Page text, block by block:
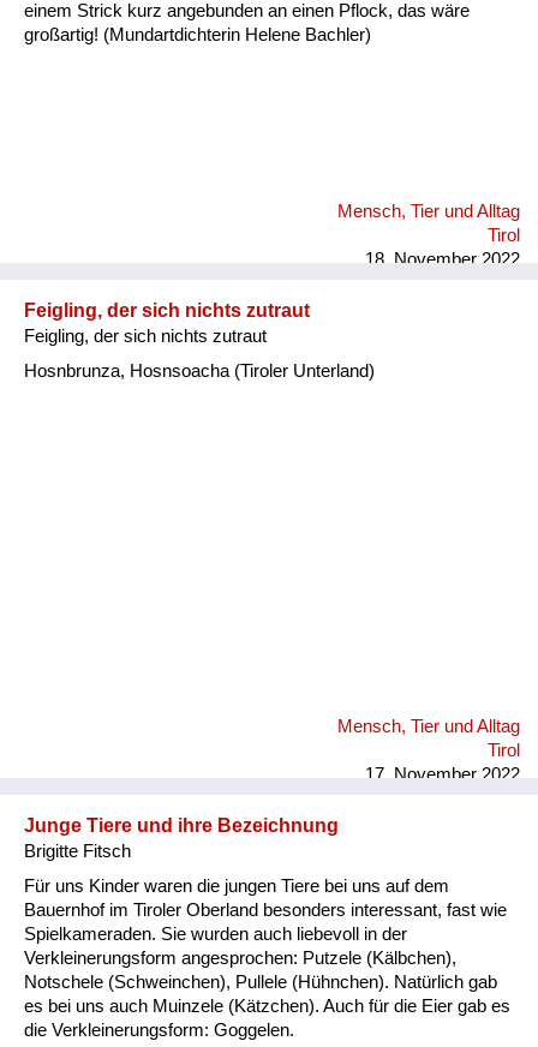
einem Strick kurz angebunden an einen Pflock, das wäre
großartig! (Mundartdichterin Helene Bachler)
Mensch, Tier und Alltag
Tirol
18. November 2022
Feigling, der sich nichts zutraut
Feigling, der sich nichts zutraut
Hosnbrunza, Hosnsoacha (Tiroler Unterland)
Mensch, Tier und Alltag
Tirol
17. November 2022
Junge Tiere und ihre Bezeichnung
Brigitte Fitsch
Für uns Kinder waren die jungen Tiere bei uns auf dem
Bauernhof im Tiroler Oberland besonders interessant, fast wie
Spielkameraden. Sie wurden auch liebevoll in der
Verkleinerungsform angesprochen: Putzele (Kälbchen),
Notschele (Schweinchen), Pullele (Hühnchen). Natürlich gab
es bei uns auch Muinzele (Kätzchen). Auch für die Eier gab es
die Verkleinerungsform: Goggelen.